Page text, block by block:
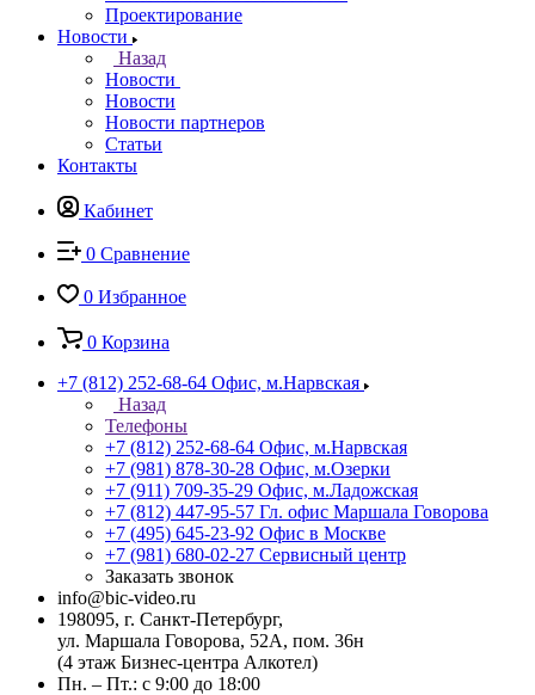
Проектирование
Новости
Назад
Новости
Новости
Новости партнеров
Статьи
Контакты
Кабинет
0 Сравнение
0 Избранное
0 Корзина
+7 (812) 252-68-64 Офис, м.Нарвская
Назад
Телефоны
+7 (812) 252-68-64 Офис, м.Нарвская
+7 (981) 878-30-28 Офис, м.Озерки
+7 (911) 709-35-29 Офис, м.Ладожская
+7 (812) 447-95-57 Гл. офис Маршала Говорова
+7 (495) 645-23-92 Офис в Москве
+7 (981) 680-02-27 Сервисный центр
Заказать звонок
info@bic-video.ru
198095, г. Санкт-Петербург,
ул. Маршала Говорова, 52А, пом. 36н
(4 этаж Бизнес-центра Алкотел)
Пн. – Пт.: с 9:00 до 18:00